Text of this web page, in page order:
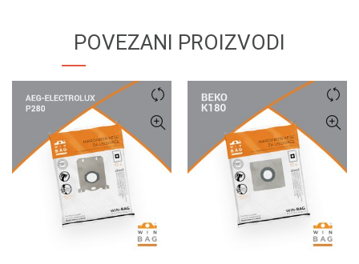
POVEZANI PROIZVODI